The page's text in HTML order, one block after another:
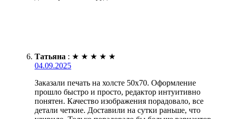
Татьяна : ★ ★ ★ ★ ★
04.09.2025
Заказали печать на холсте 50х70. Оформление
прошло быстро и просто, редактор интуитивно
понятен. Качество изображения порадовало, все
детали четкие. Доставили на сутки раньше, что